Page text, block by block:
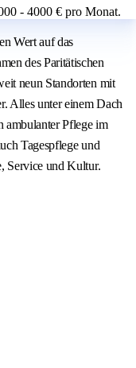
- 4000 € pro Monat.
Wert auf das
des Paritätischen
neun Standorten mit
Alles unter einem Dach
ambulanter Pflege im
Tagespflege und
Service und Kultur.